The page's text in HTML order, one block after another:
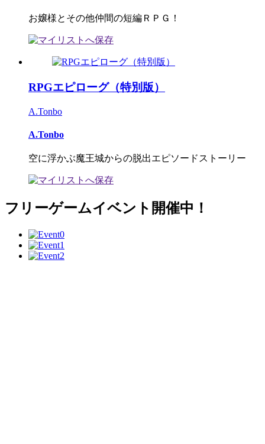
お嬢様とその他仲間の短編ＲＰＧ！
RPGエピローグ（特別版）
A.Tonbo
A.Tonbo
空に浮かぶ魔王城からの脱出エピソードストーリー
フリーゲームイベント開催中！